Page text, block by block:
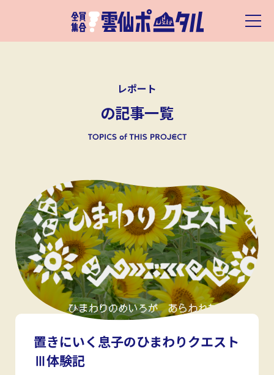
レポート
の記事一覧
置きにいく息子のひまわりクエスト
Ⅲ体験記